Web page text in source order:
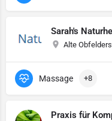
Sarah's
Alte
Massage +8
Praxis für